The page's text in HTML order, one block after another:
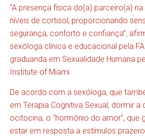
“A presença física do(a) parceiro(a)
níveis de cortisol, proporcionando
segurança, conforto e confiança”,
sexóloga clínica e educacional pela
graduanda em Sexualidade Humana
Institute of Miami
De acordo com a sexóloga, que
em Terapia Cognitiva Sexual, dormir a
ocitocina, o “hormônio do amor”, que
estar em resposta a estímulos